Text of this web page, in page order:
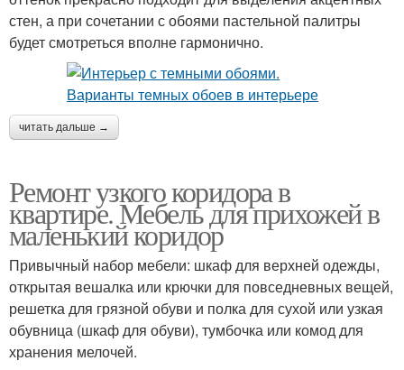
стен, а при сочетании с обоями пастельной палитры
будет смотреться вполне гармонично.
читать дальше →
Ремонт узкого коридора в
квартире. Мебель для прихожей в
маленький коридор
Привычный набор мебели: шкаф для верхней одежды,
открытая вешалка или крючки для повседневных вещей,
решетка для грязной обуви и полка для сухой или узкая
обувница (шкаф для обуви), тумбочка или комод для
хранения мелочей.